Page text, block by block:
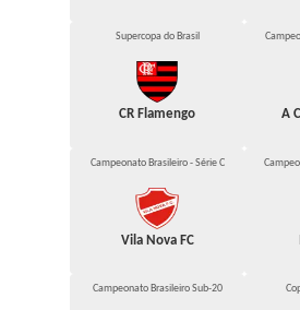
Supercopa do Brasil
CR Flamengo A
Campeonato Brasileiro - Série C
Vila Nova FC
Campeonato Brasileiro Sub-20